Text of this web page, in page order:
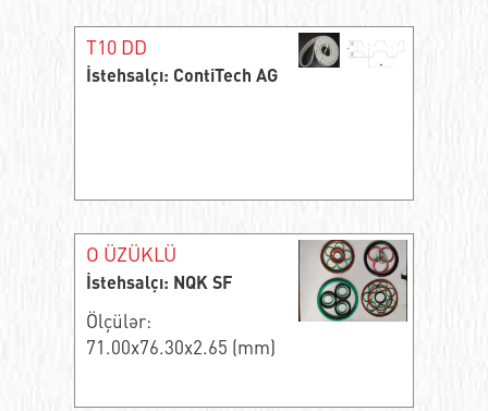
T10 DD
İstehsalçı: ContiTech AG
O ÜZÜKLÜ
İstehsalçı: NQK SF
Ölçülər:
71.00x76.30x2.65 (mm)